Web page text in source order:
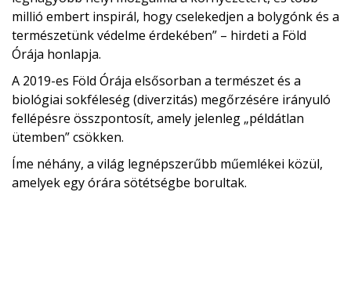
millió embert inspirál, hogy cselekedjen a bolygónk és a
természetünk védelme érdekében” – hirdeti a Föld
Órája honlapja.
A 2019-es Föld Órája elsősorban a természet és a
biológiai sokféleség (diverzitás) megőrzésére irányuló
fellépésre összpontosít, amely jelenleg „példátlan
ütemben” csökken.
Íme néhány, a világ legnépszerűbb műemlékei közül,
amelyek egy órára sötétségbe borultak.